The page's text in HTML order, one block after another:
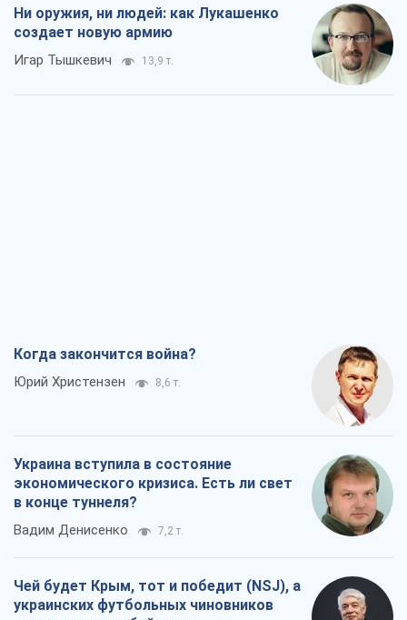
Ни оружия, ни людей: как Лукашенко
создает новую армию
Игар Тышкевич 13,9 т.
Когда закончится война?
Юрий Христензен 8,6 т.
Украина вступила в состояние
экономического кризиса. Есть ли свет
в конце туннеля?
Вадим Денисенко 7,2 т.
Чей будет Крым, тот и победит (NSJ), а
украинских футбольных чиновников